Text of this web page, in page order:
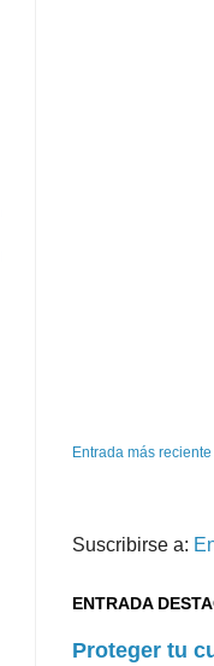
Entrada más reciente
Suscribirse a:
ENTRADA
Proteger tu